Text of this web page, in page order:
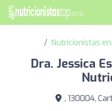
Nutricionistas
Dra. Jessica
, 130004,